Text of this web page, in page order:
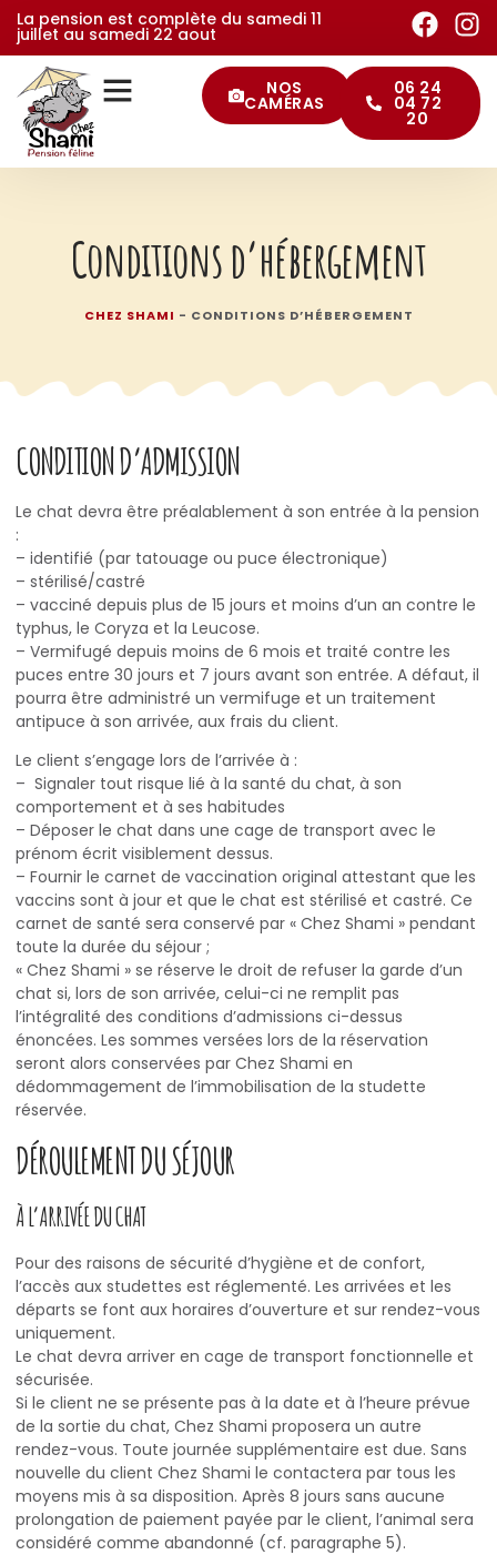
La pension est complète du samedi 11
juillet au samedi 22 aout
NOS
CAMÉRAS
06 24
04 72
20
Conditions d’hébergement
CHEZ SHAMI - CONDITIONS D’HÉBERGEMENT
CONDITION D’ADMISSION
Le chat devra être préalablement à son entrée à la pension
:
– identifié (par tatouage ou puce électronique)
– stérilisé/castré
– vacciné depuis plus de 15 jours et moins d’un an contre le
typhus, le Coryza et la Leucose.
– Vermifugé depuis moins de 6 mois et traité contre les
puces entre 30 jours et 7 jours avant son entrée. A défaut, il
pourra être administré un vermifuge et un traitement
antipuce à son arrivée, aux frais du client.
Le client s’engage lors de l’arrivée à :
– Signaler tout risque lié à la santé du chat, à son
comportement et à ses habitudes
– Déposer le chat dans une cage de transport avec le
prénom écrit visiblement dessus.
– Fournir le carnet de vaccination original attestant que les
vaccins sont à jour et que le chat est stérilisé et castré. Ce
carnet de santé sera conservé par « Chez Shami » pendant
toute la durée du séjour ;
« Chez Shami » se réserve le droit de refuser la garde d’un
chat si, lors de son arrivée, celui-ci ne remplit pas
l’intégralité des conditions d’admissions ci-dessus
énoncées. Les sommes versées lors de la réservation
seront alors conservées par Chez Shami en
dédommagement de l’immobilisation de la studette
réservée.
DÉROULEMENT DU SÉJOUR
À L’ARRIVÉE DU CHAT
Pour des raisons de sécurité d’hygiène et de confort,
l’accès aux studettes est réglementé. Les arrivées et les
départs se font aux horaires d’ouverture et sur rendez-vous
uniquement.
Le chat devra arriver en cage de transport fonctionnelle et
sécurisée.
Si le client ne se présente pas à la date et à l’heure prévue
de la sortie du chat, Chez Shami proposera un autre
rendez-vous. Toute journée supplémentaire est due. Sans
nouvelle du client Chez Shami le contactera par tous les
moyens mis à sa disposition. Après 8 jours sans aucune
prolongation de paiement payée par le client, l’animal sera
considéré comme abandonné (cf. paragraphe 5).